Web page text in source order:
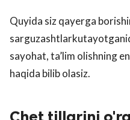
Quyida siz qayerga
sayohat, ta’lim olishning
haqida bilib olasiz.